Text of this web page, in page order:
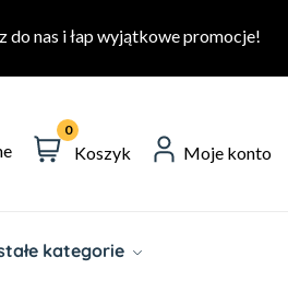
do nas i łap wyjątkowe promocje!
0
Koszyk Moje konto
kategorie